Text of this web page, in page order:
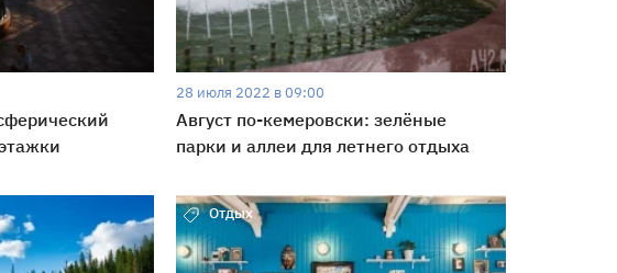
28 июля 2022 в 09:00
Август по-кемеровски: зелёные
парки и аллеи для летнего отдыха
Отдых